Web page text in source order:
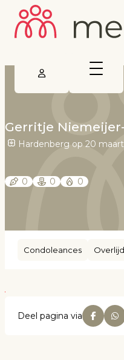
Gerritje
Hardenberg op 20 maart
0 0 0
Condoleances
Deel pagina via